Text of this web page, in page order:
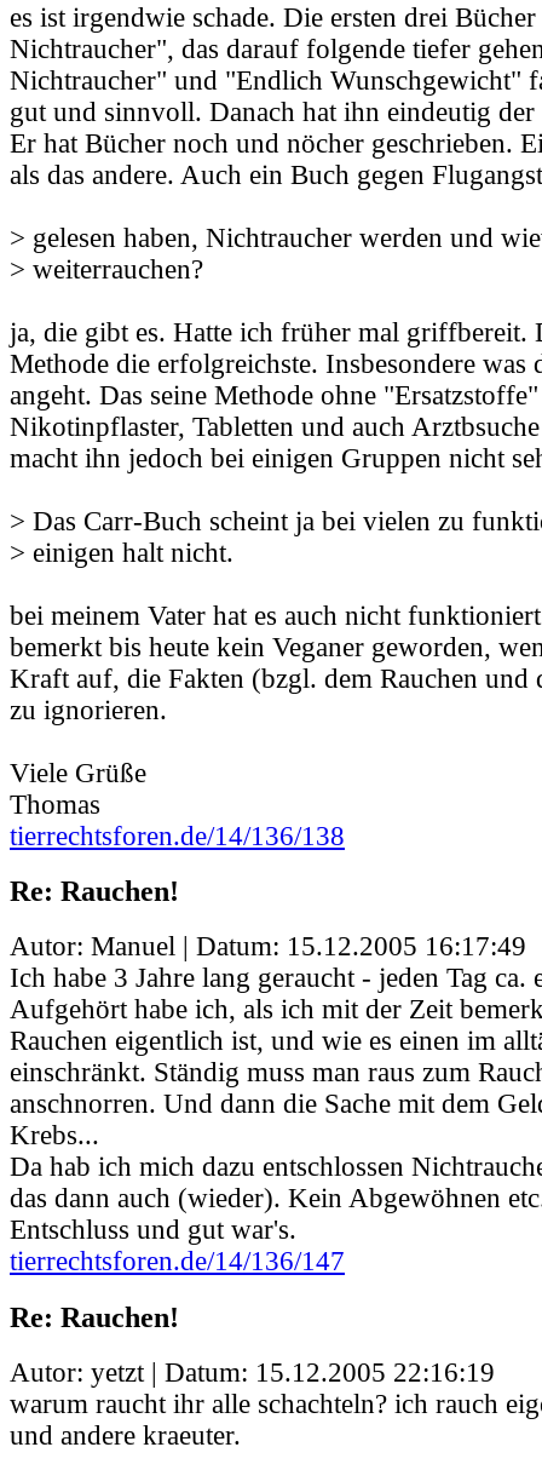
es ist irgendwie schade. Die ersten drei
Nichtraucher", das darauf folgende tiefer
Nichtraucher" und "Endlich Wunschgewicht"
gut und sinnvoll. Danach hat ihn eindeutig der
Er hat Bücher noch und nöcher geschrieben.
als das andere. Auch ein Buch gegen
> gelesen haben, Nichtraucher werden und
> weiterrauchen?
ja, die gibt es. Hatte ich früher mal griffbereit.
Methode die erfolgreichste. Insbesondere was
angeht. Das seine Methode ohne
Nikotinpflaster, Tabletten und auch
macht ihn jedoch bei einigen Gruppen nicht
> Das Carr-Buch scheint ja bei vielen zu
> einigen halt nicht.
bei meinem Vater hat es auch nicht
bemerkt bis heute kein Veganer geworden,
Kraft auf, die Fakten (bzgl. dem Rauchen und
zu ignorieren.
Viele Grüße
Thomas
tierrechtsforen.de/14/136/138
Re: Rauchen!
Autor: Manuel | Datum: 15.12.2005 16:17:49
Ich habe 3 Jahre lang geraucht - jeden Tag ca.
Aufgehört habe ich, als ich mit der Zeit
Rauchen eigentlich ist, und wie es einen im
einschränkt. Ständig muss man raus zum
anschnorren. Und dann die Sache mit dem
Krebs...
Da hab ich mich dazu entschlossen
das dann auch (wieder). Kein Abgewöhnen
Entschluss und gut war's.
tierrechtsforen.de/14/136/147
Re: Rauchen!
Autor: yetzt | Datum: 15.12.2005 22:16:19
warum raucht ihr alle schachteln? ich rauch
und andere kraeuter.